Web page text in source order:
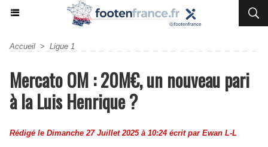
Accueil > Ligue 1
Mercato OM : 20M€, un nouveau pari
à la Luis Henrique ?
Rédigé le Dimanche 27 Juillet 2025 à 10:24 écrit par Ewan L-L